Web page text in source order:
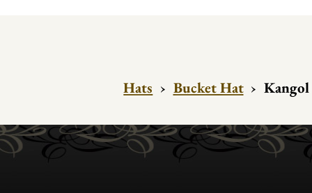
Hats › Bucket Hat ›